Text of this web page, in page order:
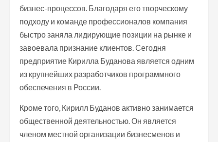
бизнес-процессов. Благодаря его творческому
подходу и команде профессионалов компания
быстро заняла лидирующие позиции на рынке и
завоевала признание клиентов. Сегодня
предприятие Кирилла Буданова является одним
из крупнейших разработчиков программного
обеспечения в России.
Кроме того, Кирилл Буданов активно занимается
общественной деятельностью. Он является
членом местной организации бизнесменов и